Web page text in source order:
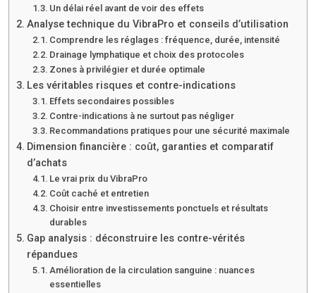
Un délai réel avant de voir des effets
Analyse technique du VibraPro et conseils d’utilisation
Comprendre les réglages : fréquence, durée, intensité
Drainage lymphatique et choix des protocoles
Zones à privilégier et durée optimale
Les véritables risques et contre-indications
Effets secondaires possibles
Contre-indications à ne surtout pas négliger
Recommandations pratiques pour une sécurité maximale
Dimension financière : coût, garanties et comparatif
d’achats
Le vrai prix du VibraPro
Coût caché et entretien
Choisir entre investissements ponctuels et résultats
durables
Gap analysis : déconstruire les contre-vérités
répandues
Amélioration de la circulation sanguine : nuances
essentielles